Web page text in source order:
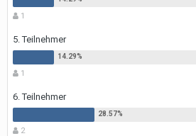
1
5. Teilnehmer
1
6. Teilnehmer
2